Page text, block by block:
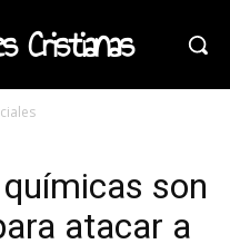
Cristianas
son
atacar a